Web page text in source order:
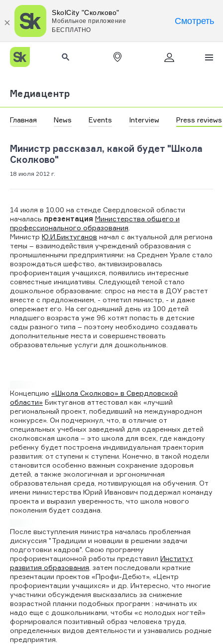
SkolCity "Сколково"
Мобильное приложение
БЕСПЛАТНО
Смотреть
Медиацентр
Главная News Events Interview Press reviews
Министр рассказал, какой будет "Школа
Сколково"
18 июля 2012 г.
14 июля в 10.00 на стенде Свердловской области
началась презентация Министерства общего и
профессионального образования
Министр Ю.И.Биктуганов начал с актуальной для региона
темы – взаимодействия учреждений образования с
промышленными предприятиями: на Среднем Урале стало
возрождаться шефство, активизировалась
профориентация учащихся, появились интересные
совместные инициативы. Следующей темой стало
дошкольное образование: спрос на места в ДОУ растет
вместе с предложением, - отметил министр, - и даже
опережает его. На сегодняшний день из 100 детей
младшего возраста уже 96 хотят попасть в детские
сады разного типа – поэтому необходимо создавать
дополнительные места и совершенствовать
образовательные услуги для дошкольников.
Концепцию «Школа Сколково» в Свердловской
области» Биктуганов аттестовал как «лучший
региональный проект, победивший на международном
конкурсе». Он подчеркнул, что, в отличие от
специальных учебных заведений для одаренных детей
сколковская школа – это школа для всех, где каждому
ребенку будет построена индивидуальная траектория
развития: от ступени к ступени. Конечно, в такой модели
становится особенно важным сохранение здоровья
детей, а также экологичная и эргономичная
образовательная среда, мотивирующая на обучения. От
имени министерства Юрий Иванович поддержал команду
проекта и выразил уверенность, что школа нового
поколения будет создана.
После выступления министра началась проблемная
дискуссия "Традиции и новации в решении задачи
подготовки кадров". Свою программу
профориентационной работы представил Институт
развития образования , затем последовали краткие
презентации проектов «Профи-Дебют», «Центр
профориентации учащихся» и др. Интересно, что многие
участники обсуждения высказались за снижение
возрастной планки подобных программ : начинать их
надо еще с дошкольниками, чтобы «с молодых ногтей»
формировался позитивный образ человека труда,
определенных видов деятельности и узнавались родные
предприятия.